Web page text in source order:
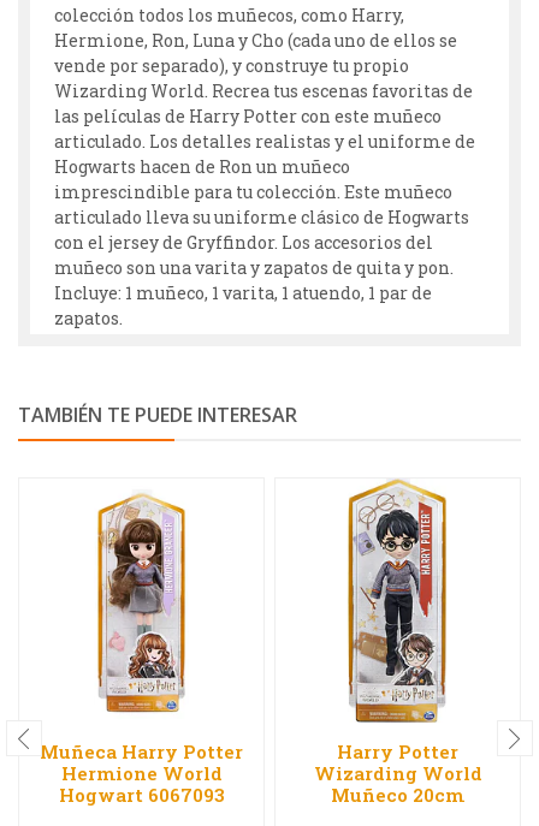
colección todos los muñecos, como Harry,
Hermione, Ron, Luna y Cho (cada uno de ellos se
vende por separado), y construye tu propio
Wizarding World. Recrea tus escenas favoritas de
las películas de Harry Potter con este muñeco
articulado. Los detalles realistas y el uniforme de
Hogwarts hacen de Ron un muñeco
imprescindible para tu colección. Este muñeco
articulado lleva su uniforme clásico de Hogwarts
con el jersey de Gryffindor. Los accesorios del
muñeco son una varita y zapatos de quita y pon.
Incluye: 1 muñeco, 1 varita, 1 atuendo, 1 par de
zapatos.
TAMBIÉN TE PUEDE INTERESAR
Muñeca Harry Potter
Hermione World
Hogwart 6067093
Harry Potter
Wizarding World
Muñeco 20cm